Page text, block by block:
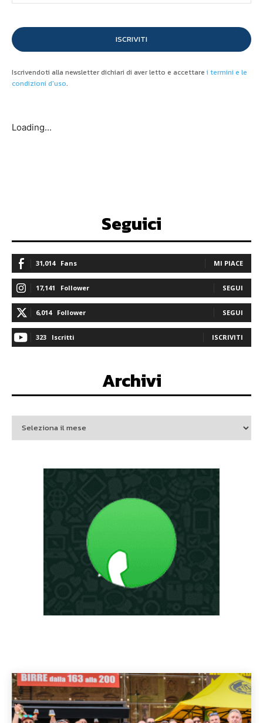
ISCRIVITI
Iscrivendoti alla newsletter dichiari di aver letto e accettare i termini e le
condizioni d'uso.
Loading...
Seguici
31,014 Fans MI PIACE
17,141 Follower SEGUI
6,014 Follower SEGUI
323 Iscritti ISCRIVITI
Archivi